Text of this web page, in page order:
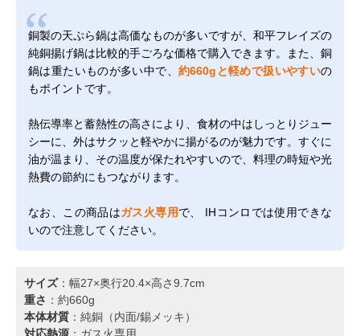
銅製の天ぷら鍋は高価なものが多いですが、和平フレイズの
純銅揚げ鍋は比較的手ごろな価格で購入できます。また、銅
鍋は重たいものが多い中で、 約660gと軽めで扱いやすいの
もポイントです。
熱伝導率と蓄熱性の高さにより、食材の中はしっとりジュー
シーに、外はサクッと軽やかに揚がるのが魅力です。すぐに
油が温まり、その温度が保たれやすいので、料理の時短や光
熱費の節約にもつながります。
なお、この商品はガス火専用で、 IHコンロでは使用できな
いので注意してください。
サイズ：幅27×奥行20.4×高さ9.7cm
重さ ：約660g
本体材質 ：純銅（内面/錫メッキ）
対応熱源 ：ガス火専用